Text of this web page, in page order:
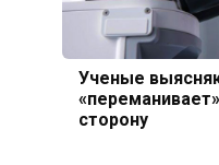
Ученые
сторону